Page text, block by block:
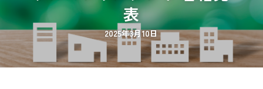
表
2025年3月10日